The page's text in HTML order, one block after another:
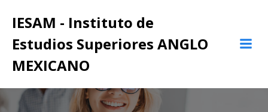
al
IESAM - Instituto de
Estudios Superiores ANGLO
MEXICANO